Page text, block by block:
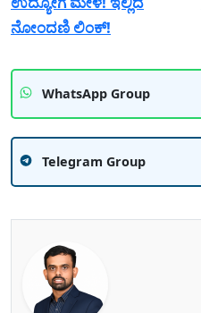
ನೋಂದಣಿ ಲಿಂಕ್!
WhatsApp Group
Telegram Group